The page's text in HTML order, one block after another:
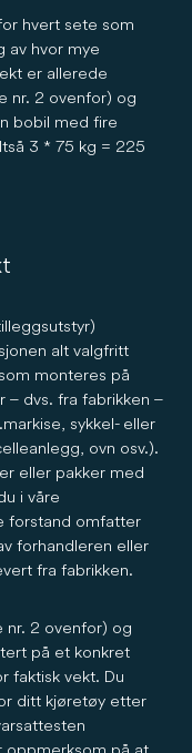
hvert sete som
av hvor mye
er allerede
nr. 2 ovenfor) og
bobil med fire
3 * 75 kg = 225
alt valgfritt
monteres på
– dvs. fra fabrikken –
sykkel- eller
ovn osv.).
eller pakker med
i våre
forstand omfatter
forhandleren eller
fra fabrikken.
nr. 2 ovenfor) og
på et konkret
faktisk vekt. Du
ditt kjøretøy etter